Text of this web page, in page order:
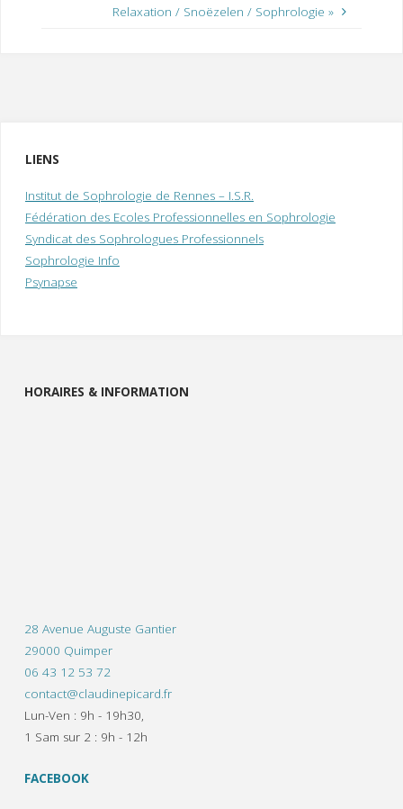
Relaxation / Snoëzelen / Sophrologie »
LIENS
Institut de Sophrologie de Rennes – I.S.R.
Fédération des Ecoles Professionnelles en Sophrologie
Syndicat des Sophrologues Professionnels
Sophrologie Info
Psynapse
HORAIRES & INFORMATION
28 Avenue Auguste Gantier
29000 Quimper
06 43 12 53 72
contact@claudinepicard.fr
Lun-Ven : 9h - 19h30,
1 Sam sur 2 : 9h - 12h
FACEBOOK